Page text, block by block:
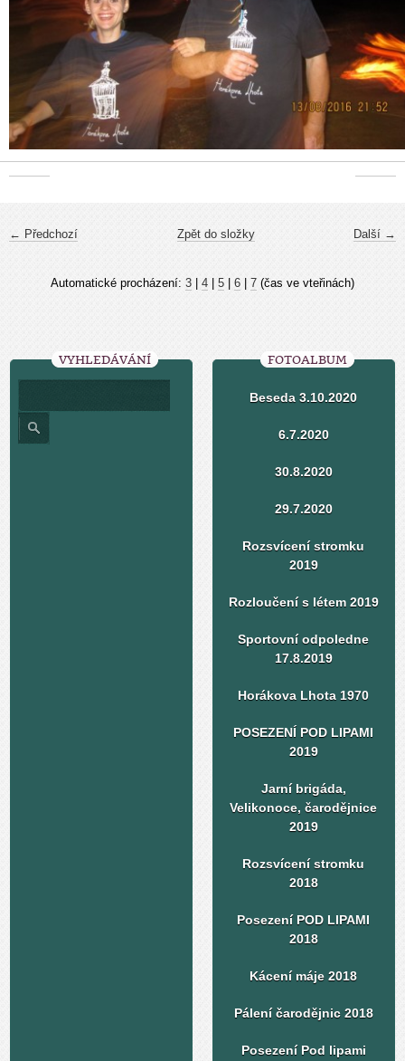
← Předchozí Další →
Zpět do složky
Automatické procházení: 3 4 5 6 7 (čas ve vteřinách)
VYHLEDÁVÁNÍ FOTOALBUM
Beseda 3.10.2020
6.7.2020
30.8.2020
29.7.2020
Rozsvícení stromku
2019
Rozloučení s létem 2019
Sportovní odpoledne
17.8.2019
Horákova Lhota 1970
POSEZENÍ POD LIPAMI
2019
Jarní brigáda,
Velikonoce, čarodějnice
2019
Rozsvícení stromku
2018
Posezení POD LIPAMI
2018
Kácení máje 2018
Pálení čarodějnic 2018
Posezení Pod lipami